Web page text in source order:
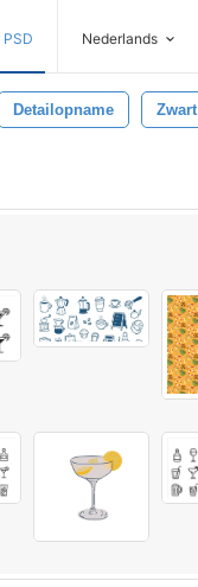
PSD Nederlands
Detailopname Zwart